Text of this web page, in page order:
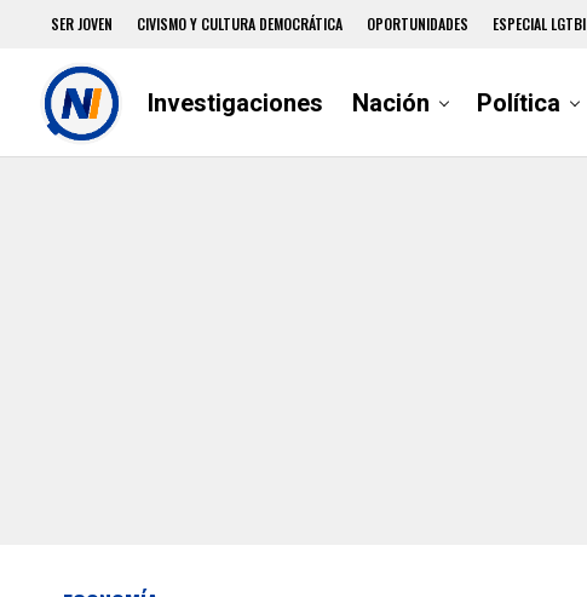
SER JOVEN CIVISMO Y CULTURA DEMOCRÁTICA OPORTUNIDADES ESPECIAL LGTBI
Investigaciones Nación Política